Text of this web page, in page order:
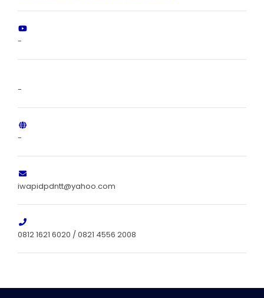
-
-
-
iwapidpdntt@yahoo.com
0812 1621 6020 / 0821 4556 2008